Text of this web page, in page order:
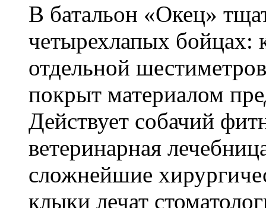
В батальон «Окец»
четырехлапых бойцах:
отдельной
покрыт материалом
Действует собачий
ветеринарная
сложнейшие
клыки лечат